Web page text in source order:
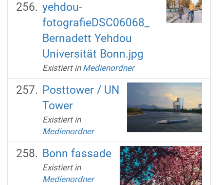
yehdou-
fotografieDSC06068_
Bernadett Yehdou
Universität Bonn.jpg
Existiert in Medienordner
Posttower / UN
Tower
Existiert in
Medienordner
Bonn fassade
Existiert in
Medienordner